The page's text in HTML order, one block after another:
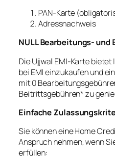
PAN-Karte
Adressnachweis
NULL Bearbeitungs-
Die Ujjwal EMI-Karte
bei EMI einzukaufen und
mit 0
Beitrittsgebühren* zu
Einfache
Sie können eine Home
Anspruch nehmen, wenn
erfüllen: